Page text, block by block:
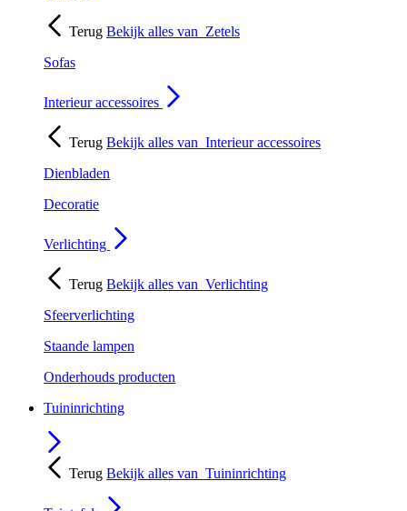
Terug Bekijk alles van Zetels
Sofas
Interieur accessoires
Terug Bekijk alles van Interieur accessoires
Dienbladen
Decoratie
Verlichting
Terug Bekijk alles van Verlichting
Sfeerverlichting
Staande lampen
Onderhouds producten
Tuininrichting
Terug Bekijk alles van Tuininrichting